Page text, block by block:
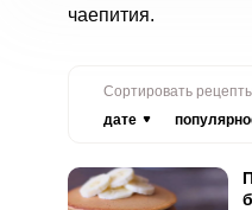
чаепития.
Сортировать
дате